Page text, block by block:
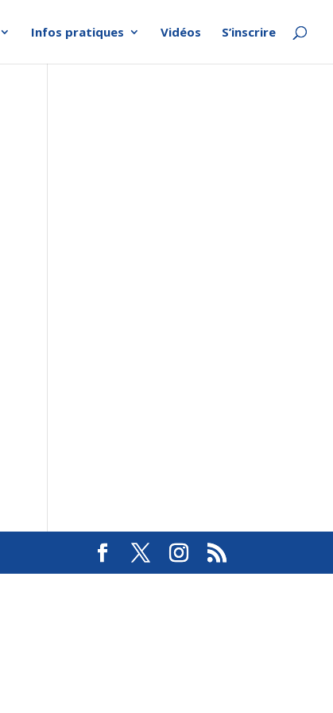
Infos pratiques Vidéos S’inscrire